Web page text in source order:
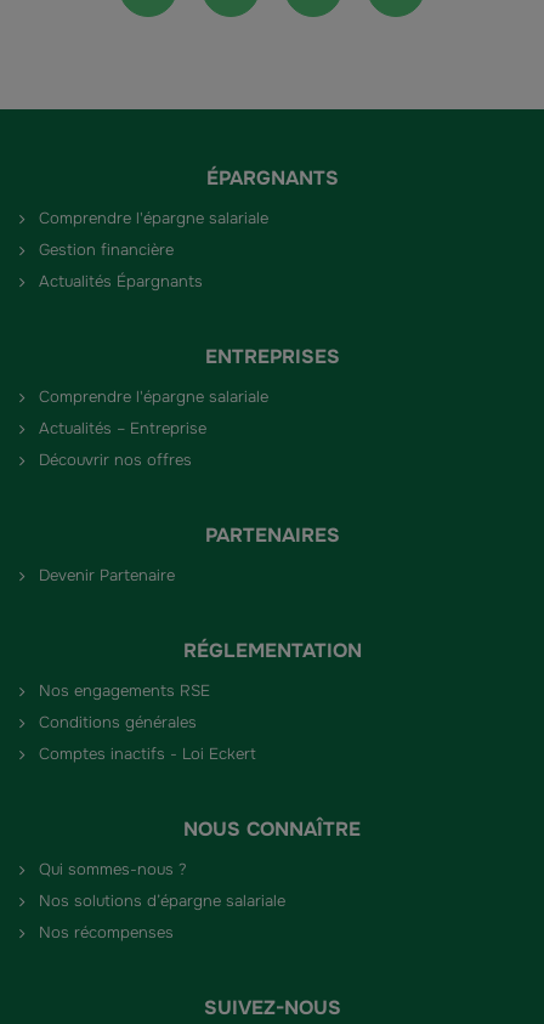
ÉPARGNANTS
Comprendre l'épargne salariale
Gestion financière
Actualités Épargnants
ENTREPRISES
Comprendre l'épargne salariale
Actualités – Entreprise
Découvrir nos offres
PARTENAIRES
Devenir Partenaire
RÉGLEMENTATION
Nos engagements RSE
Conditions générales
Comptes inactifs - Loi Eckert
NOUS CONNAÎTRE
Qui sommes-nous ?
Nos solutions d’épargne salariale
Nos récompenses
SUIVEZ-NOUS